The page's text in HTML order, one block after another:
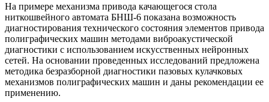
На примере механизма привода качающегося стола
ниткошвейного автомата БНШ-6 показана возможность
диагностирования технического состояния элементов привода
полиграфических машин методами виброакустической
диагностики с использованием искусственных нейронных
сетей. На основании проведенных исследований предложена
методика безразборной диагностики пазовых кулачковых
механизмов полиграфических машин и даны рекомендации ее
применению.